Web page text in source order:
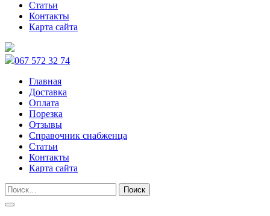
Статьи
Контакты
Карта сайта
067 572 32 74
Главная
Доставка
Оплата
Порезка
Отзывы
Справочник снабженца
Статьи
Контакты
Карта сайта